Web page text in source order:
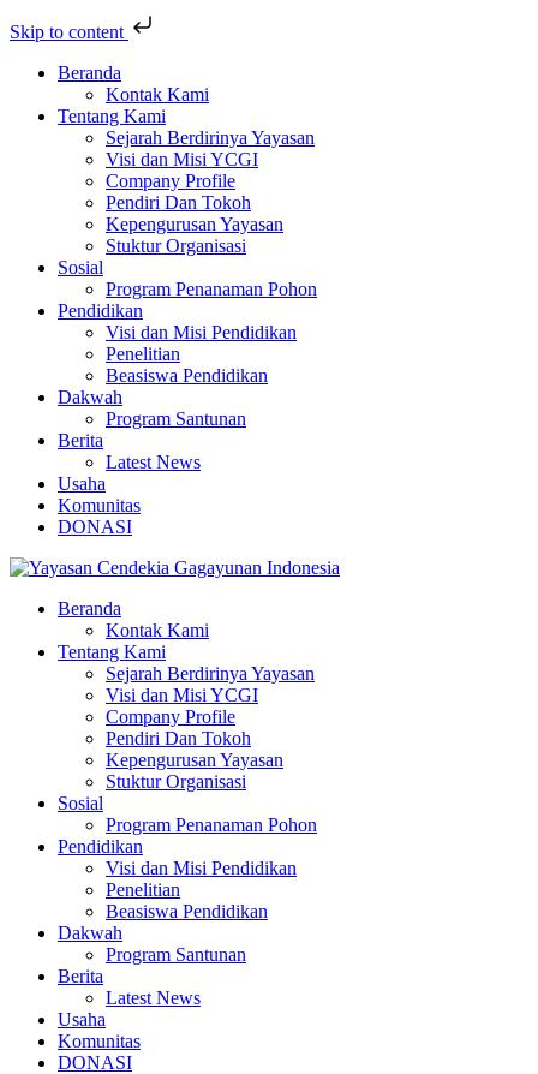
Skip to content
Skip
content
Beranda
Kontak Kami
Tentang Kami
Sejarah Berdirinya Yayasan
Visi dan Misi YCGI
Company Profile
Pendiri Dan Tokoh
Kepengurusan Yayasan
Stuktur Organisasi
Sosial
Program Penanaman Pohon
Pendidikan
Visi dan Misi Pendidikan
Penelitian
Beasiswa Pendidikan
Dakwah
Program Santunan
Berita
Latest News
Usaha
Komunitas
DONASI
Beranda
Kontak Kami
Tentang Kami
Sejarah Berdirinya Yayasan
Visi dan Misi YCGI
Company Profile
Pendiri Dan Tokoh
Kepengurusan Yayasan
Stuktur Organisasi
Sosial
Program Penanaman Pohon
Pendidikan
Visi dan Misi Pendidikan
Penelitian
Beasiswa Pendidikan
Dakwah
Program Santunan
Berita
Latest News
Usaha
Komunitas
DONASI